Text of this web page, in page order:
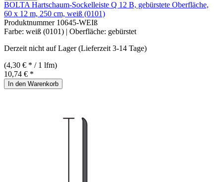
BOLTA Hartschaum-Sockelleiste Q 12 B, gebürstete Oberfläche,
60 x 12 m, 250 cm, weiß (0101)
Produktnummer 10645-WEIß
Farbe: weiß (0101) | Oberfläche: gebürstet
Derzeit nicht auf Lager (Lieferzeit 3-14 Tage)
(4,30 € * / 1 lfm)
10,74 € *
In den Warenkorb